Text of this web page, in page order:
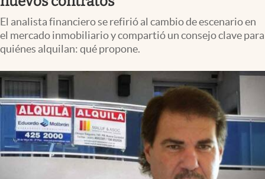
Apertura
Clase
Clima
Mundial 2026
Eventos Corporativos
El analista financiero se refirió al cambio de escenario en
el mercado inmobiliario y compartió un consejo clave para
quiénes alquilan: qué propone.